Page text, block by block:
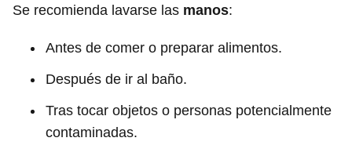
Se recomienda lavarse las manos:
Antes de comer o preparar alimentos.
Después de ir al baño.
Tras tocar objetos o personas potencialmente
contaminadas.